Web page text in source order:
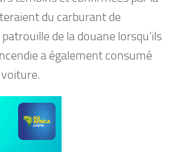
du carburant de
de la douane lorsqu’ils
a également consumé